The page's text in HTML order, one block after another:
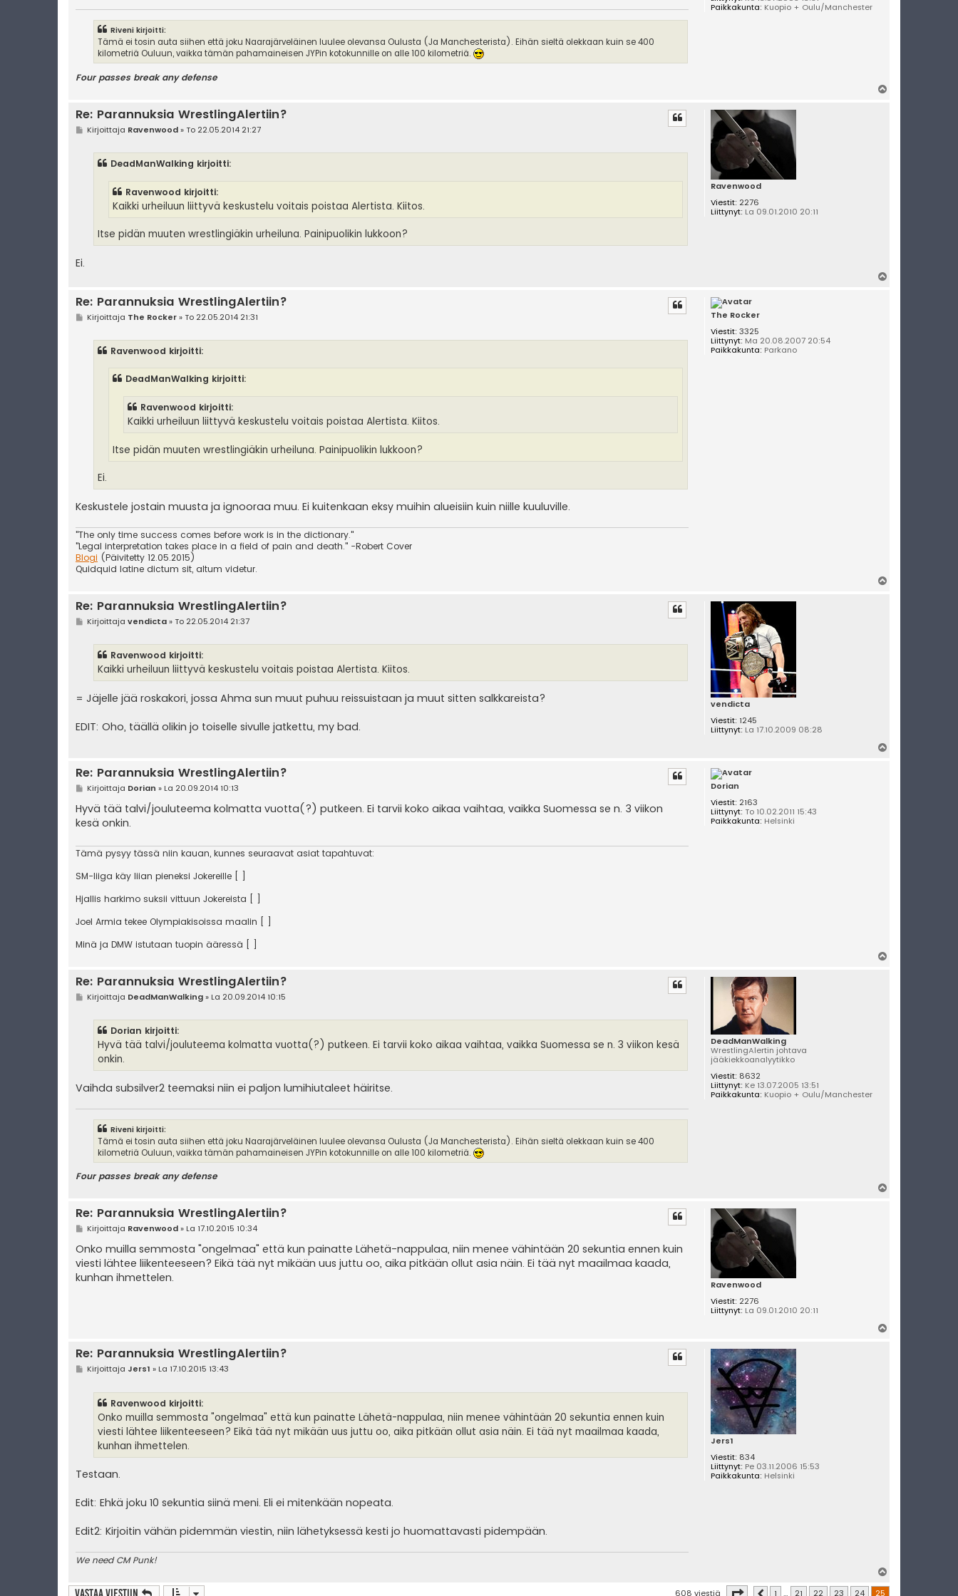
Paikkakunta: Kuopio + Oulu/Manchester
Riveni kirjoitti:
Tämä ei tosin auta siihen että joku Naarajärveläinen luulee olevansa Oulusta (Ja Manchesterista). Eihän sieltä olekkaan kuin se 400
kilometriä Ouluun, vaikka tämän pahamaineisen JYPin kotokunnille on alle 100 kilometriä.
Four passes break any defense
Ravenwood
Viestit: 2276
Liittynyt: La 09.01.2010 20:11
Re: Parannuksia WrestlingAlertiin?
VKirjoittaja Ravenwood» To 22.05.2014 21:27
DeadManWalking kirjoitti:
Ravenwood kirjoitti:
Kaikki urheiluun liittyvä keskustelu voitais poistaa Alertista. Kiitos.
Itse pidän muuten wrestlingiäkin urheiluna. Painipuolikin lukkoon?
Ei.
The Rocker
Viestit: 3325
Liittynyt: Ma 20.08.2007 20:54
Paikkakunta: Parkano
Re: Parannuksia WrestlingAlertiin?
VKirjoittaja The Rocker» To 22.05.2014 21:31
Ravenwood kirjoitti:
DeadManWalking kirjoitti:
Ravenwood kirjoitti:
Kaikki urheiluun liittyvä keskustelu voitais poistaa Alertista. Kiitos.
Itse pidän muuten wrestlingiäkin urheiluna. Painipuolikin lukkoon?
Ei.
Keskustele jostain muusta ja ignooraa muu. Ei kuitenkaan eksy muihin alueisiin kuin niille kuuluville.
"The only time success comes before work is in the dictionary."
"Legal interpretation takes place in a field of pain and death." -Robert Cover
Blogi (Päivitetty 12.05.2015)
Quidquid latine dictum sit, altum videtur.
vendicta
Viestit: 1245
Liittynyt: La 17.10.2009 08:28
Re: Parannuksia WrestlingAlertiin?
VKirjoittaja vendicta» To 22.05.2014 21:37
Ravenwood kirjoitti:
Kaikki urheiluun liittyvä keskustelu voitais poistaa Alertista. Kiitos.
= Jäjelle jää roskakori, jossa Ahma sun muut puhuu reissuistaan ja muut sitten salkkareista?
EDIT: Oho, täällä olikin jo toiselle sivulle jatkettu, my bad.
Dorian
Viestit: 2163
Liittynyt: To 10.02.2011 15:43
Paikkakunta: Helsinki
Re: Parannuksia WrestlingAlertiin?
V
e
s
t
Kirjoittaja Dorian » La 20.09.2014 10:13
Hyvä tää talvi/jouluteema kolmatta vuotta(?) putkeen. Ei tarvii koko aikaa vaihtaa, vaikka Suomessa se n. 3 viikon
kesä onkin.
Tämä pysyy tässä niin kauan, kunnes seuraavat asiat tapahtuvat:
SM-liiga käy liian pieneksi Jokereille [ ]
Hjallis harkimo suksii vittuun Jokereista [ ]
Joel Armia tekee Olympiakisoissa maalin [ ]
Minä ja DMW istutaan tuopin ääressä [ ]
DeadManWalking
WrestlingAlertin johtava
jääkiekkoanalyytikko
Viestit: 8632
Liittynyt: Ke 13.07.2005 13:51
Paikkakunta: Kuopio + Oulu/Manchester
Re: Parannuksia WrestlingAlertiin?
VKirjoittaja DeadManWalking» La 20.09.2014 10:15
Dorian kirjoitti:
Hyvä tää talvi/jouluteema kolmatta vuotta(?) putkeen. Ei tarvii koko aikaa vaihtaa, vaikka Suomessa se n. 3 viikon kesä
onkin.
Vaihda subsilver2 teemaksi niin ei paljon lumihiutaleet häiritse.
Riveni kirjoitti:
Tämä ei tosin auta siihen että joku Naarajärveläinen luulee olevansa Oulusta (Ja Manchesterista). Eihän sieltä olekkaan kuin se 400
kilometriä Ouluun, vaikka tämän pahamaineisen JYPin kotokunnille on alle 100 kilometriä.
Four passes break any defense
Ravenwood
Viestit: 2276
Liittynyt: La 09.01.2010 20:11
Re: Parannuksia WrestlingAlertiin?
V
e
s
t
i
Kirjoittaja Ravenwood» La 17.10.2015 10:34
Onko muilla semmosta "ongelmaa" että kun painatte Lähetä-nappulaa, niin menee vähintään 20 sekuntia ennen kuin
viesti lähtee liikenteeseen? Eikä tää nyt mikään uus juttu oo, aika pitkään ollut asia näin. Ei tää nyt maailmaa kaada,
kunhan ihmettelen.
Jers1
Viestit: 834
Liittynyt: Pe 03.11.2006 15:53
Paikkakunta: Helsinki
Re: Parannuksia WrestlingAlertiin?
VKirjoittaja Jers1 » La 17.10.2015 13:43
Ravenwood kirjoitti:
Onko muilla semmosta "ongelmaa" että kun painatte Lähetä-nappulaa, niin menee vähintään 20 sekuntia ennen kuin
viesti lähtee liikenteeseen? Eikä tää nyt mikään uus juttu oo, aika pitkään ollut asia näin. Ei tää nyt maailmaa kaada,
kunhan ihmettelen.
Testaan.
Edit: Ehkä joku 10 sekuntia siinä meni. Eli ei mitenkään nopeata.
Edit2: Kirjoitin vähän pidemmän viestin, niin lähetyksessä kesti jo huomattavasti pidempään.
We need CM Punk!
l
Vastaa Viestiin 608 viestiä Sivu25 /
Edellinen
1 … 21 22 23 24 25